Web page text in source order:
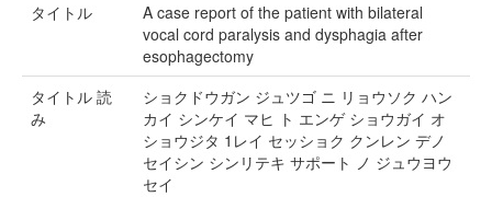
タイトル
A case report of the patient with bilateral
vocal cord paralysis and dysphagia after
esophagectomy
タイトル 読
み
ショクドウガン ジュツゴ ニ リョウソク ハン
カイ シンケイ マヒ ト エンゲ ショウガイ オ
ショウジタ 1レイ セッショク クンレン デノ
セイシン シンリテキ サポート ノ ジュウヨウ
セイ